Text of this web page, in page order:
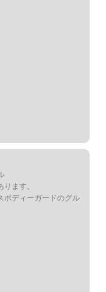
ます。
ボディーガードのグル